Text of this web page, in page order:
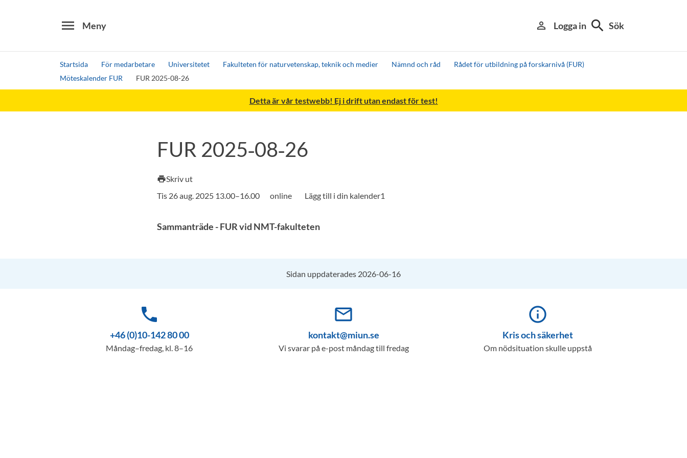
menu Meny person_outline Logga in search Sök
Startsida För medarbetare Universitetet Fakulteten för naturvetenskap, teknik och medier Nämnd och råd
Rådet för utbildning på forskarnivå (FUR)
Möteskalender FUR
FUR 2025-08-26
Detta är vår testwebb! Ej i drift utan endast för test!
FUR 2025‑08‑26
printSkriv ut
Tis 26 aug. 2025 13.00–16.00
online
Sammanträde - FUR vid NMT-fakulteten
Sidan uppdaterades 2026-06-16
phone
+46 (0)10-142 80 00
Måndag–fredag, kl. 8–16
mail_outline
kontakt@miun.se
Vi svarar på e-post måndag till fredag
info_outline
Kris och säkerhet
Om nödsituation skulle uppstå